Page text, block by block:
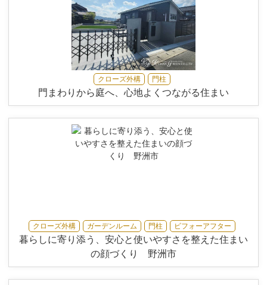
クローズ外構 門柱
門まわりから庭へ、心地よくつながる住まい
クローズ外構 ガーデンルーム 門柱 ビフォーアフター
暮らしに寄り添う、安心と使いやすさを整えた住まい
の顔づくり 野洲市